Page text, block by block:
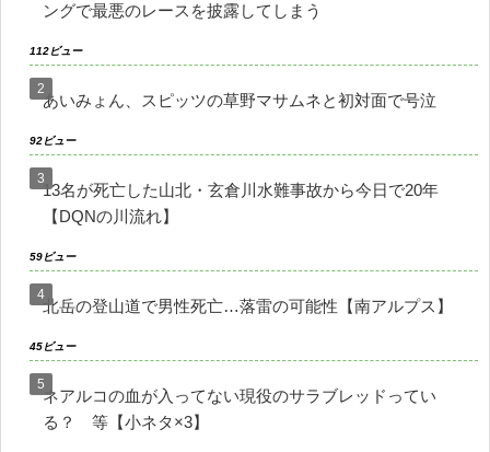
ングで最悪のレースを披露してしまう
112ビュー
あいみょん、スピッツの草野マサムネと初対面で号泣
92ビュー
13名が死亡した山北・玄倉川水難事故から今日で20年
【DQNの川流れ】
59ビュー
北岳の登山道で男性死亡…落雷の可能性【南アルプス】
45ビュー
ネアルコの血が入ってない現役のサラブレッドってい
る？ 等【小ネタ×3】